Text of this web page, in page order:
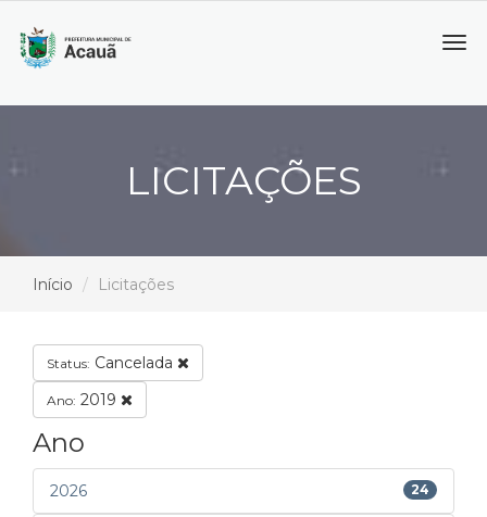
LICITAÇÕES
Início Licitações
Status: Cancelada
Ano: 2019
Ano
2026 24